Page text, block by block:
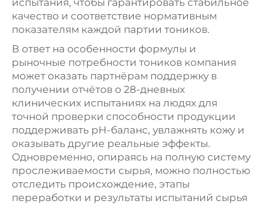
испытания, чтобы гарантировать стабильное
качество и соответствие нормативным
показателям каждой партии тоников.
В ответ на особенности формулы и
рыночные потребности тоников компания
может оказать партнёрам поддержку в
получении отчётов о 28-дневных
клинических испытаниях на людях для
точной проверки способности продукции
поддерживать pH-баланс, увлажнять кожу и
оказывать другие реальные эффекты.
Одновременно, опираясь на полную систему
прослеживаемости сырья, можно полностью
отследить происхождение, этапы
переработки и результаты испытаний сырья